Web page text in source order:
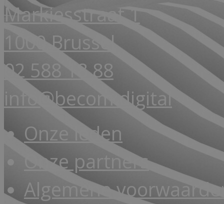
Markiesstraat 1
1000 Brussel
02 588 18 88
info@becom.digital
Onze leden
Onze partners
Algemene